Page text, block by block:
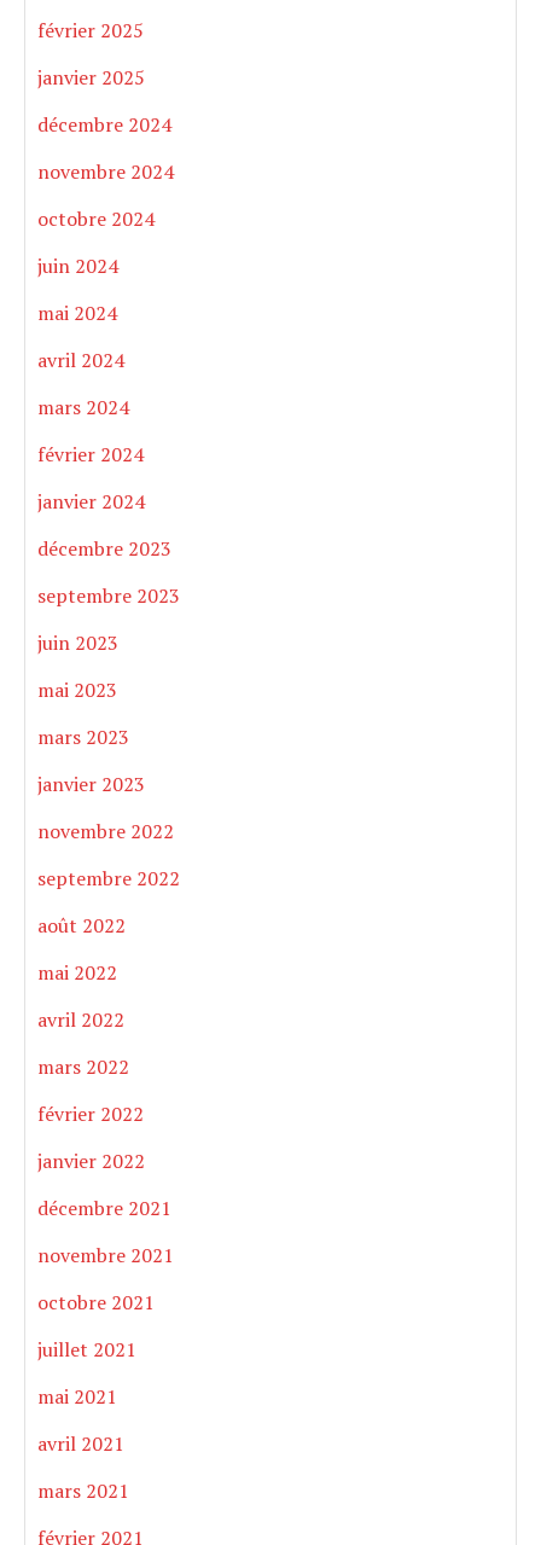
février 2025
janvier 2025
décembre 2024
novembre 2024
octobre 2024
juin 2024
mai 2024
avril 2024
mars 2024
février 2024
janvier 2024
décembre 2023
septembre 2023
juin 2023
mai 2023
mars 2023
janvier 2023
novembre 2022
septembre 2022
août 2022
mai 2022
avril 2022
mars 2022
février 2022
janvier 2022
décembre 2021
novembre 2021
octobre 2021
juillet 2021
mai 2021
avril 2021
mars 2021
février 2021